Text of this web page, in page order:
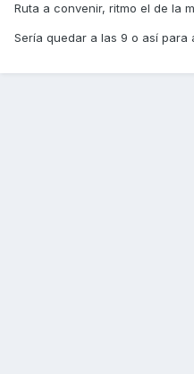
Ruta a convenir, ritmo el de la
Sería quedar a las 9 o así